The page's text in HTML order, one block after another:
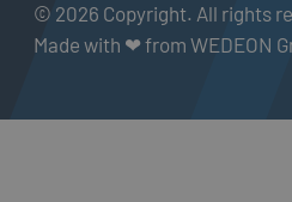
© 2026 Copyright. All rights
Made with ❤ from WEDEON